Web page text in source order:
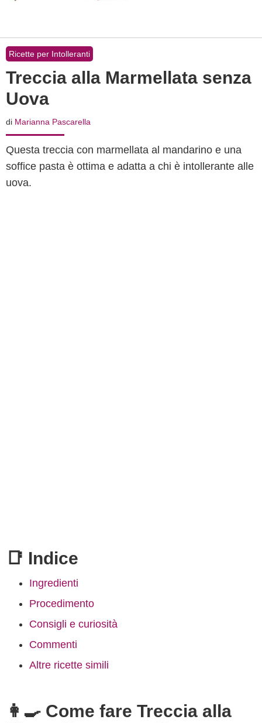
Ricette per Intolleranti
Treccia alla Marmellata senza
Uova
di Marianna Pascarella
Questa treccia con marmellata al mandarino e una
soffice pasta è ottima e adatta a chi è intollerante alle
uova.
📑 Indice
Ingredienti
Procedimento
Consigli e curiosità
Commenti
Altre ricette simili
👩‍🍳 Come fare Treccia alla